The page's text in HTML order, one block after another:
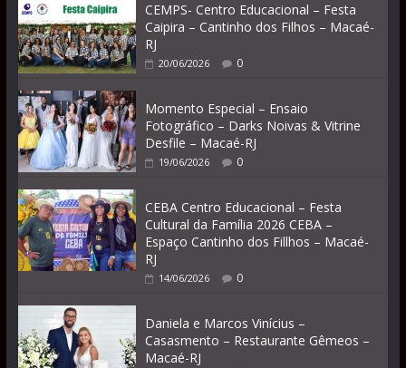
CEMPS- Centro Educacional – Festa
Caipira – Cantinho dos Filhos – Macaé-
RJ
20/06/2026 0
Momento Especial – Ensaio
Fotográfico – Darks Noivas & Vitrine
Desfile – Macaé-RJ
19/06/2026 0
CEBA Centro Educacional – Festa
Cultural da Família 2026 CEBA –
Espaço Cantinho dos Fillhos – Macaé-
RJ
14/06/2026 0
Daniela e Marcos Vinícius –
Casasmento – Restaurante Gêmeos –
Macaé-RJ